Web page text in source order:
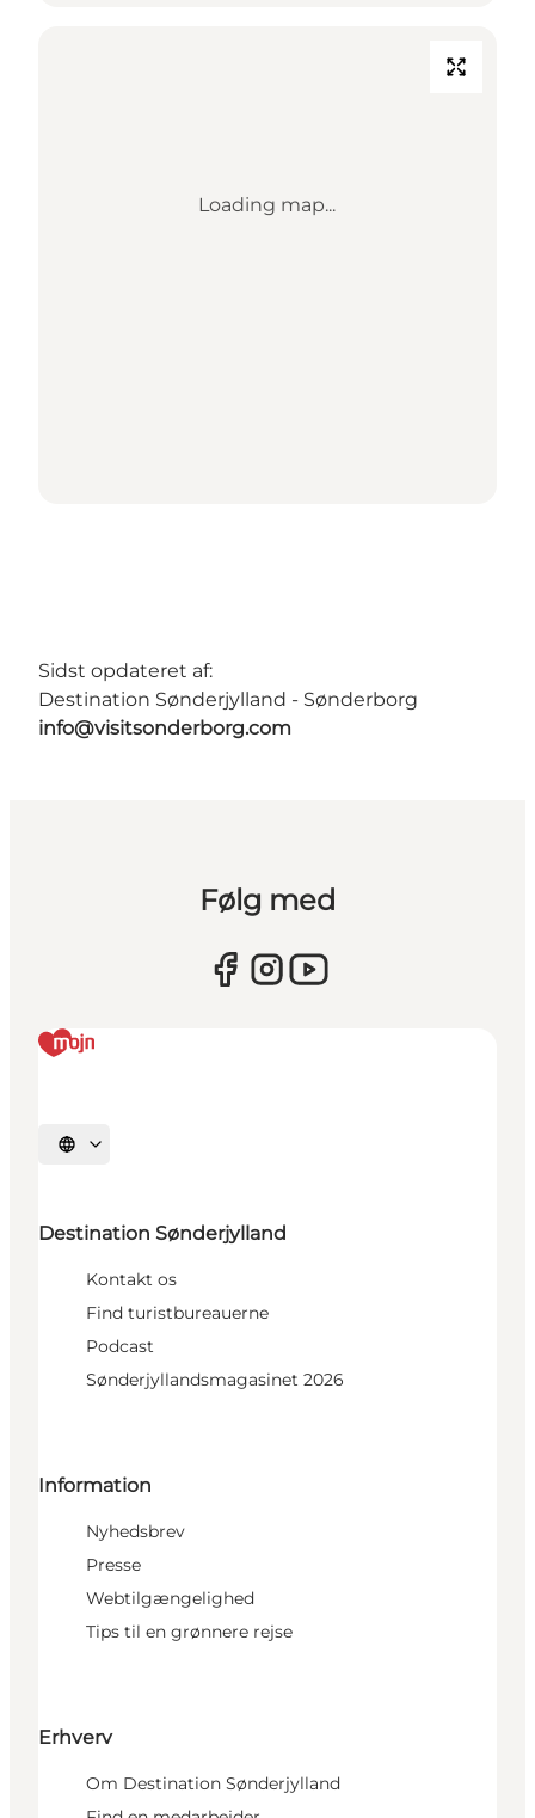
Loading map...
Sidst opdateret af:
Destination Sønderjylland - Sønderborg
info@visitsonderborg.com
Følg med
Vælg sprog
Destination Sønderjylland
Kontakt os
Find turistbureauerne
Podcast
Sønderjyllandsmagasinet 2026
Information
Nyhedsbrev
Presse
Webtilgængelighed
Tips til en grønnere rejse
Erhverv
Om Destination Sønderjylland